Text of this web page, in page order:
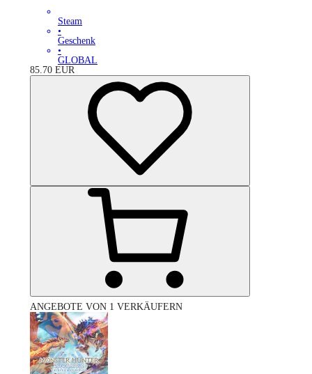
Steam
•
Geschenk
•
GLOBAL
85.70 EUR
ANGEBOTE VON 1 VERKÄUFERN